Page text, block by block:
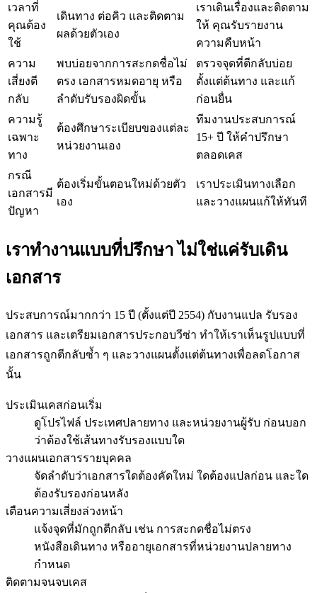
เวลาที่
คุณต้อง
ใช้
เดินทาง ต่อคิว และติดตาม
ผลด้วยตัวเอง
เราเดินเรื่องและติดตาม
ให้ คุณรับรายงาน
ความคืบหน้า
ความ
เสี่ยงตี
กลับ
พบบ่อยจากการสะกดชื่อไม่
ตรง เอกสารหมดอายุ หรือ
ลำดับรับรองผิดขั้น
ตรวจจุดที่ตีกลับบ่อย
ตั้งแต่ต้นทาง และแก้
ก่อนยื่น
ความรู้
เฉพาะ
ทาง
ต้องศึกษาระเบียบของแต่ละ
หน่วยงานเอง
ทีมงานประสบการณ์
15+ ปี ให้คำปรึกษา
ตลอดเคส
กรณี
เอกสารมี
ปัญหา
ต้องเริ่มขั้นตอนใหม่ด้วยตัว
เอง
เราประเมินทางเลือก
และวางแผนแก้ให้ทันที
เราทำงานแบบที่ปรึกษา ไม่ใช่แค่รับเดิน
เอกสาร
ประสบการณ์มากกว่า 15 ปี (ตั้งแต่ปี 2554) กับงานแปล รับรอง
เอกสาร และเตรียมเอกสารประกอบวีซ่า ทำให้เราเห็นรูปแบบที่
เอกสารถูกตีกลับซ้ำ ๆ และวางแผนตั้งแต่ต้นทางเพื่อลดโอกาส
นั้น
ประเมินเคสก่อนเริ่ม
ดูโปรไฟล์ ประเทศปลายทาง และหน่วยงานผู้รับ ก่อนบอก
ว่าต้องใช้เส้นทางรับรองแบบใด
วางแผนเอกสารรายบุคคล
จัดลำดับว่าเอกสารใดต้องคัดใหม่ ใดต้องแปลก่อน และใด
ต้องรับรองก่อนหลัง
เตือนความเสี่ยงล่วงหน้า
แจ้งจุดที่มักถูกตีกลับ เช่น การสะกดชื่อไม่ตรง
หนังสือเดินทาง หรืออายุเอกสารที่หน่วยงานปลายทาง
กำหนด
ติดตามจนจบเคส